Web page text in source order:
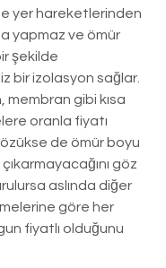
yer hareketlerinden
yapmaz ve ömür
şekilde
bir izolasyon sağlar.
membran gibi kısa
oranla fiyatı
de ömür boyu
göz
aslında diğer
göre her
fiyatlı olduğunu